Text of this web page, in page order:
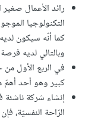
رائد الأعمال
التكنولوجيا
كما أنّه سيكون
وبالتالي لديه
في الربع الأول
كبير وهو أحد أهمّ
إنشاء شركة
الرّاحة النفسيّة،